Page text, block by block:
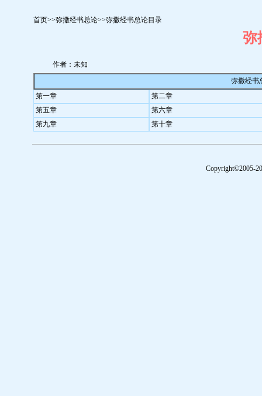
首页>>弥撒经书总论>>弥撒经书总论目录
弥
作者：未知
弥撒经
第一章
第二章
第五章
第六章
第九章
第十章
Copyright©2005-